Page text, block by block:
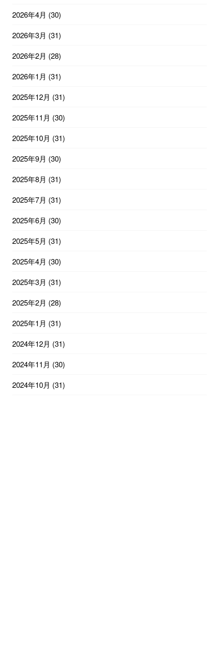
2026年4月 (30)
2026年3月 (31)
2026年2月 (28)
2026年1月 (31)
2025年12月 (31)
2025年11月 (30)
2025年10月 (31)
2025年9月 (30)
2025年8月 (31)
2025年7月 (31)
2025年6月 (30)
2025年5月 (31)
2025年4月 (30)
2025年3月 (31)
2025年2月 (28)
2025年1月 (31)
2024年12月 (31)
2024年11月 (30)
2024年10月 (31)